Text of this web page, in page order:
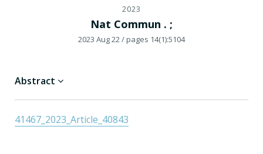
2023
Nat Commun . ;
2023 Aug 22/ pages 14(1):5104
Abstract
41467_2023_Article_40843